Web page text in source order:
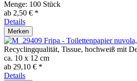
Menge: 100 Stück
ab 2,50 € *
Details
Merken
Fripa - Toilettenpapier
Recyclingqualität, Tissue, hochweiß mit
ca. 10 x 12 cm
ab 29,10 € *
Details